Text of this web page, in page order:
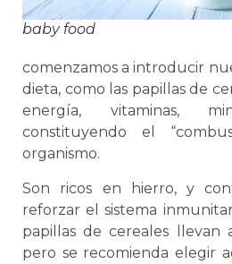
baby food
comenzamos a introducir
dieta, como las papillas de
energía, vitaminas,
constituyendo el
organismo.
Son ricos en hierro, y
reforzar el sistema
papillas de cereales llevan
pero se recomienda elegir